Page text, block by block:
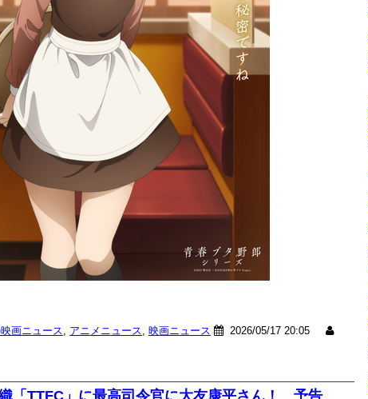
画ニュース アニメニュース 映画ニュース
2026/05/17 20:05
織「TTFC」に最高司令官に大友康平さん！ 予告